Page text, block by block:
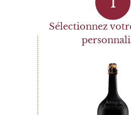
Sélectionnez